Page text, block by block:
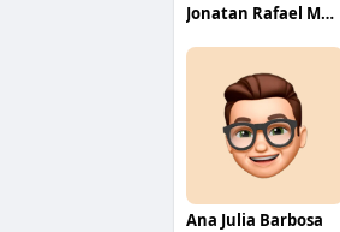
Jonatan Rafael Mello
Ana Julia Barbosa